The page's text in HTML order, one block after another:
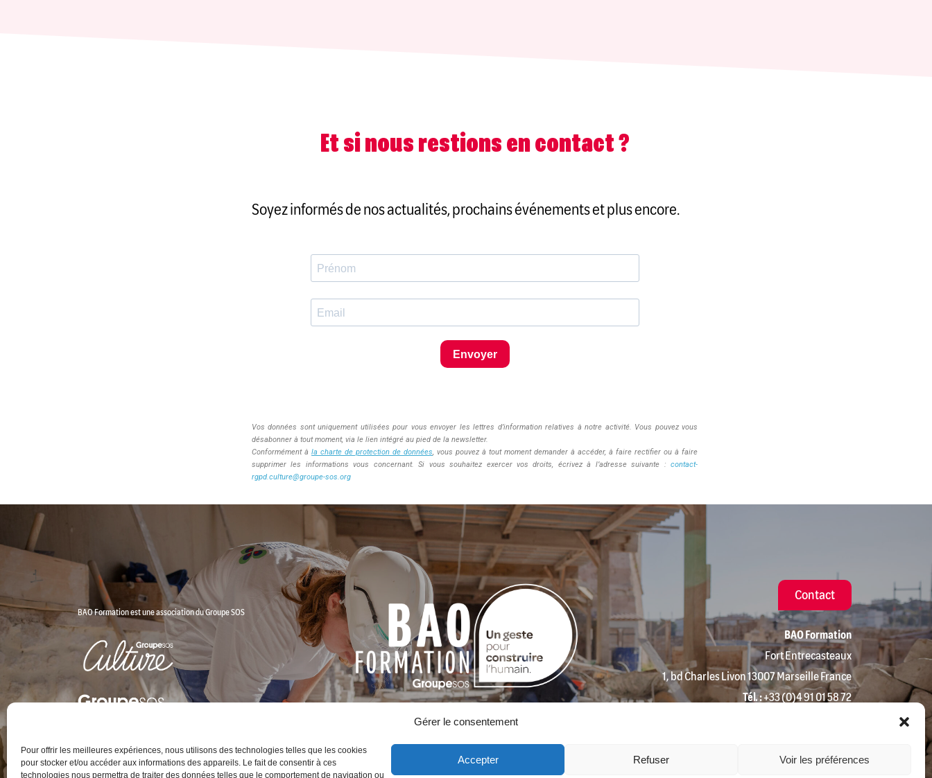
Gérer le consentement
Pour offrir les meilleures expériences, nous utilisons des technologies telles que les cookies
pour stocker et/ou accéder aux informations des appareils. Le fait de consentir à ces
technologies nous permettra de traiter des données telles que le comportement de navigation ou
Accepter Refuser Voir les préférences
Et si nous restions en contact ?
Soyez informés de nos actualités, prochains événements et plus encore.
Envoyer
Vos données sont uniquement utilisées pour vous envoyer les lettres d’information relatives à notre activité. Vous pouvez vous
désabonner à tout moment, via le lien intégré au pied de la newsletter.
Conformément à la charte de protection de données, vous pouvez à tout moment demander à accéder, à faire rectifier ou à faire
supprimer les informations vous concernant. Si vous souhaitez exercer vos droits, écrivez à l’adresse suivante :contact-
rgpd.culture@groupe-sos.org
BAO Formation est une association du Groupe SOS
Contact
BAO Formation
Fort Entrecasteaux
1, bd Charles Livon 13007 Marseille France
Tél. :+33 (0)4 91 01 58 72